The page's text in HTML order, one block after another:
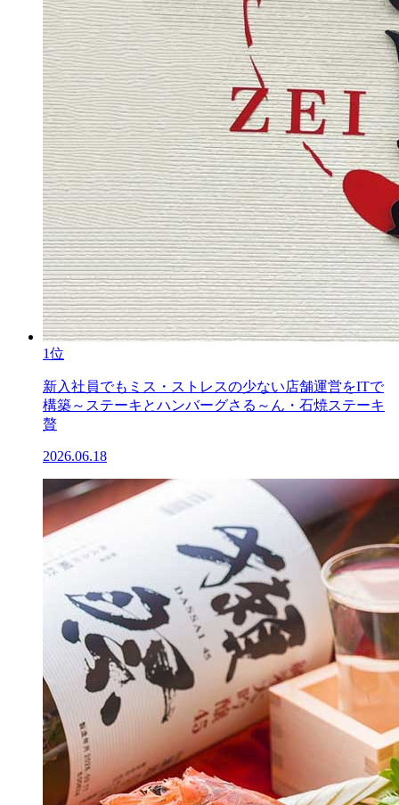
1位
新入社員でもミス・ストレスの少ない店舗運営をITで
構築～ステーキとハンバーグさる～ん・石焼ステーキ
贅
2026.06.18